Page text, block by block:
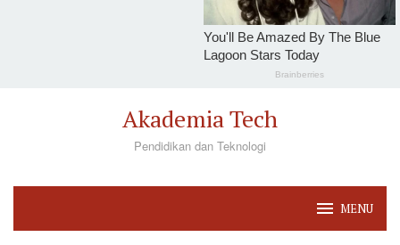
Akademia Tech
Pendidikan dan Teknologi
MENU